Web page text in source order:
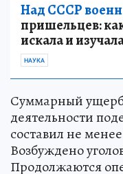
Над СССР
пришельцев:
искала и
НАУКА
Суммарный
деятельности
составил не
Возбуждено
Продолжаются